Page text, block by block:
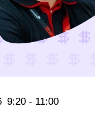
9:20 - 11:00